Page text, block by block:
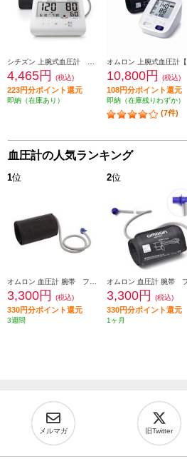
4,465円 (税込)
223円分ポイント還元
即納（在庫あり）
10,800円 (税込)
108円分ポイント還元
即納（在庫残りわずか）
(7件)
血圧計の人気ランキング
1位
3,300円 (税込)
330円分ポイント還元
3週間
2位
3,300円 (税込)
330円分ポイント還元
1ヶ月
メルマガ 旧Twitter